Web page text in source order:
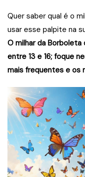
Quer saber qual é o
usar esse palpite na
O milhar da
entre 13 e 16; foque
mais frequentes e os